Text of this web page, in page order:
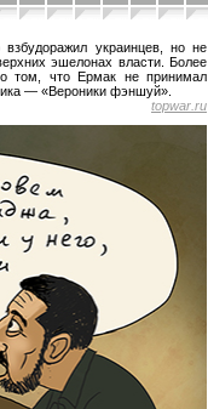
украинцев, но не
эшелонах власти. Более
том, что Ермак не принимал
— «Вероники фэншуй».
topwar.ru